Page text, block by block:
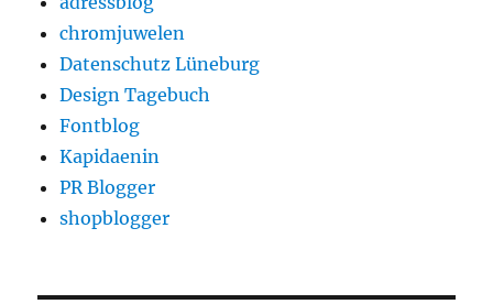
chromjuwelen
Datenschutz Lüneburg
Design Tagebuch
Fontblog
Kapidaenin
PR Blogger
shopblogger